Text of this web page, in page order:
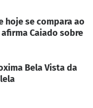
hoje se compara ao
Caiado sobre
Bela Vista da